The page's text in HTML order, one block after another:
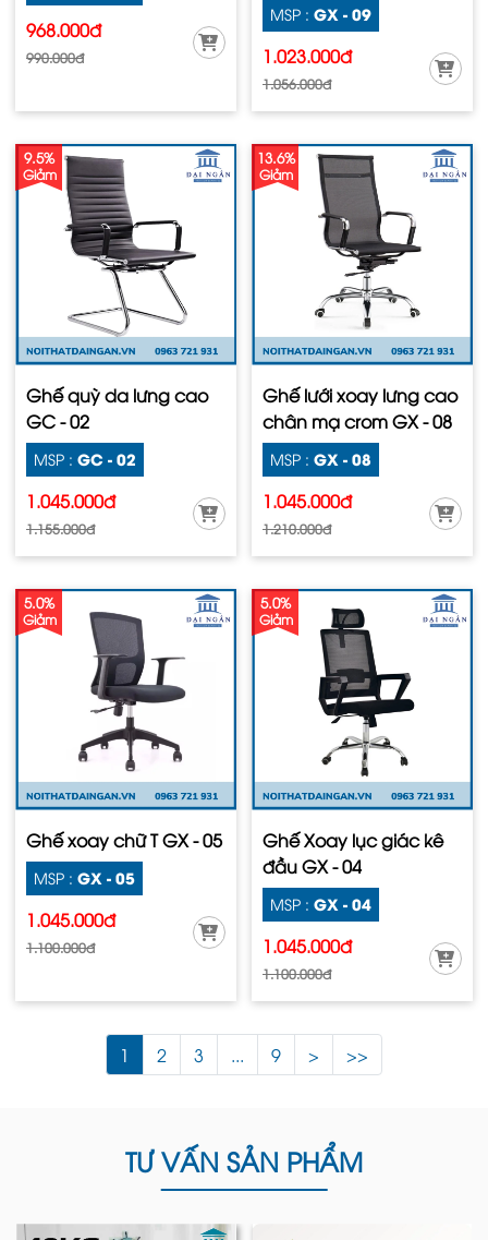
968.000đ
990.000đ
MSP : GX - 09
1.023.000đ
1.056.000đ
9.5%
Giảm
Ghế quỳ da lưng cao
GC - 02
MSP : GC - 02
1.045.000đ
1.155.000đ
13.6%
Giảm
Ghế lưới xoay lưng cao
chân mạ crom GX - 08
MSP : GX - 08
1.045.000đ
1.210.000đ
5.0%
Giảm
Ghế xoay chữ T GX - 05
MSP : GX - 05
1.045.000đ
1.100.000đ
5.0%
Giảm
Ghế Xoay lục giác kê
đầu GX - 04
MSP : GX - 04
1.045.000đ
1.100.000đ
1 2 3 ... 9 > >>
TƯ VẤN SẢN PHẨM